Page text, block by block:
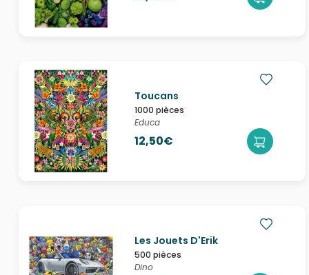
Toucans
1000 pièces
Educa
12,50€
Les Jouets D'Erik
500 pièces
Dino